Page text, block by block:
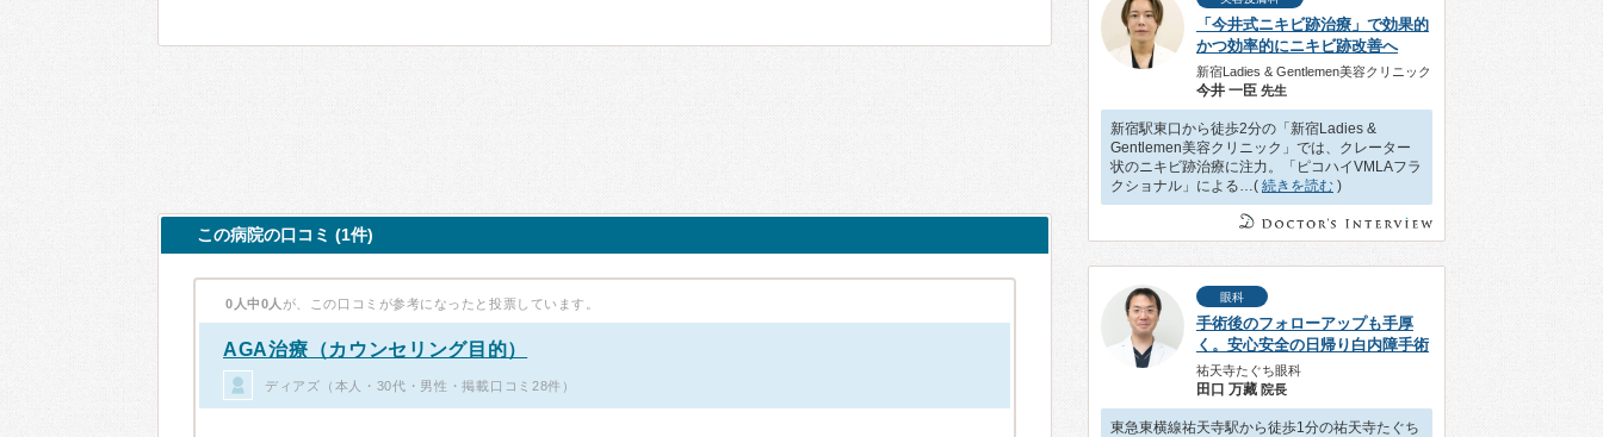
この病院の口コミ (1件)
0人中0人 が、この口コミが参考になったと投票しています。
AGA治療（カウンセリング目的）
ディアズ（本人・30代・男性・掲載口コミ28件）
「今井式ニキビ跡治療」で効果的
かつ効率的にニキビ跡改善へ
新宿Ladies & Gentlemen美容クリニック
今井 一臣 先生
新宿駅東口から徒歩2分の「新宿Ladies &
Gentlemen美容クリニック」では、クレーター
状のニキビ跡治療に注力。「ピコハイVMLAフラ
クショナル」による…( 続きを読む )
眼科
手術後のフォローアップも手厚
く。安心安全の日帰り白内障手術
祐天寺たぐち眼科
田口 万藏 院長
東急東横線祐天寺駅から徒歩1分の祐天寺たぐち